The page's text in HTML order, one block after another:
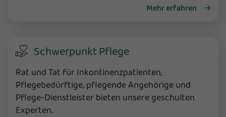
Mehr erfahren
Schwerpunkt Pflege
Rat und Tat für Inkontinenzpatienten,
Pflegebedürftige, pflegende Angehörige und
Pflege-Dienstleister bieten unsere geschulten
Experten.